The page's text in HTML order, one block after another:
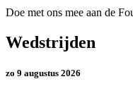
Doe met ons mee aan de
Wedstrijden
zo 9 augustus 2026